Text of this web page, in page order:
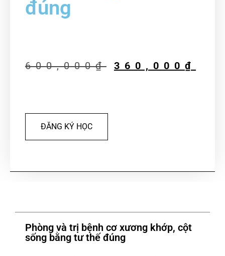
đúng
600,000₫ 360,000 ₫
ĐĂNG KÝ HỌC
Phòng và trị bệnh cơ xương khớp, cột
sống bằng tư thế đúng